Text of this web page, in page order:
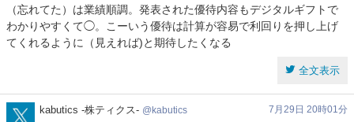
（忘れてた）は業績順調。発表された優待内容もデジタルギフトで
わかりやすくて◯。こーいう優待は計算が容易で利回りを押し上げ
てくれるように（見えれば)と期待したくなる
全文表示
kabutics
kabutics -株ティクス- kabutics 7月29日 20時01分